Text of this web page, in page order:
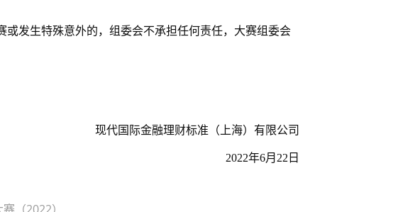
发生特殊意外的，组委会不承担任何责任，大赛组委会
现代国际金融理财标准（上海）有限公司
2022年6月 22 日